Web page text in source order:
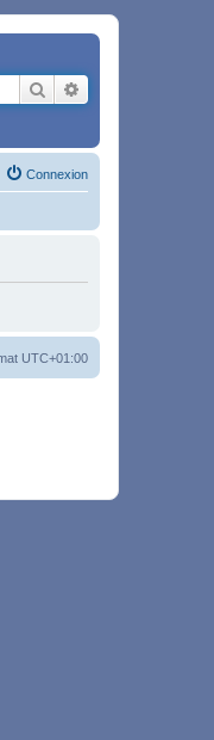
Rechercher
Connexion
UTC+01:00